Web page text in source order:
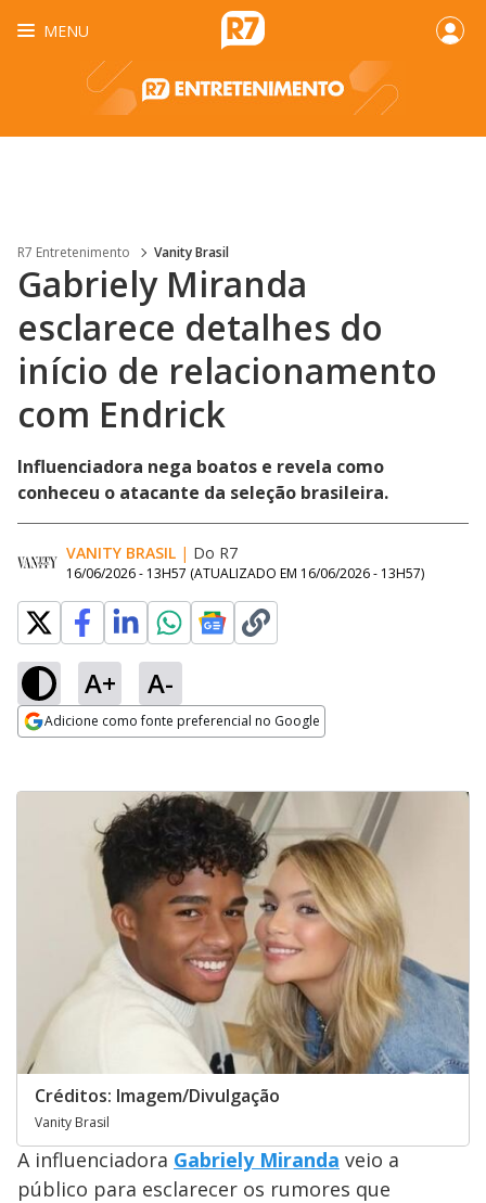
MENU
R7 Entretenimento Vanity Brasil
Gabriely Miranda
esclarece detalhes do
início de relacionamento
com Endrick
Influenciadora nega boatos e revela como
conheceu o atacante da seleção brasileira.
VANITY BRASIL | Do R7
16/06/2026 - 13H57 (ATUALIZADO EM 16/06/2026 - 13H57)
A+ A-
Adicione como fonte preferencial no Google
Créditos: Imagem/Divulgação
Vanity Brasil
A influenciadora Gabriely Miranda veio a
público para esclarecer os rumores que